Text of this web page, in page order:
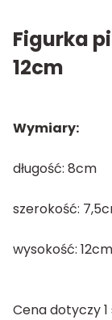
Figurka
12cm
Wymiary:
długość: 8cm
szerokość:
wysokość: 12cm
Cena dotyczy 1